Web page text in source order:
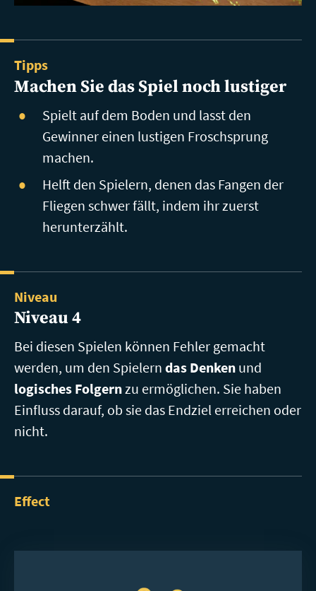
Tipps
Machen Sie das Spiel noch lustiger
Spielt auf dem Boden und lasst den
Gewinner einen lustigen Froschsprung
machen.
Helft den Spielern, denen das Fangen der
Fliegen schwer fällt, indem ihr zuerst
herunterzählt.
Niveau
Niveau 4
Bei diesen Spielen können Fehler gemacht
werden, um den Spielern das Denken und
logisches Folgernzu ermöglichen. Sie haben
Einfluss darauf, ob sie das Endziel erreichen oder
nicht.
Effect